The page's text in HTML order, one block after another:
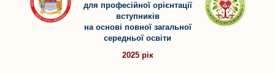
для професійної орієнтації
вступників
на основі повної загальної
середньої освіти
2025 рік